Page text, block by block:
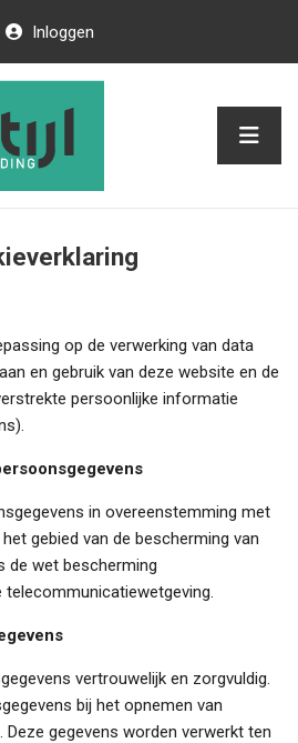
Inloggen
op de verwerking van data
en gebruik van deze website en de
persoonlijke informatie
in overeenstemming met
gebied van de bescherming van
de wet bescherming
vertrouwelijk en zorgvuldig.
bij het opnemen van
gegevens worden verwerkt ten